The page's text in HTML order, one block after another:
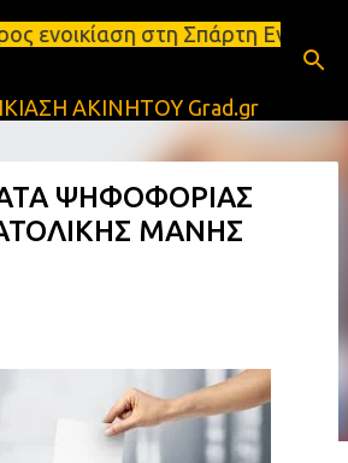
στο κύριο περιεχόμενο
Σπάρτη Ενοικιάσεις
ΑΚΙΝΗΤΟΥ Grad.gr
ΨΗΦΟΦΟΡΙΑΣ
ΜΑΝΗΣ